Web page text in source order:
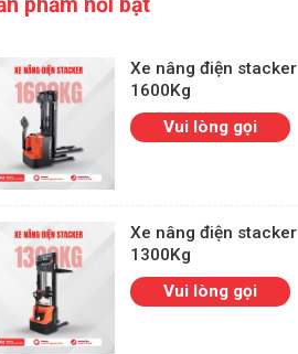
Xe nâng điện stacker
1600Kg
Vui lòng gọi
Xe nâng điện stacker
1300Kg
Vui lòng gọi